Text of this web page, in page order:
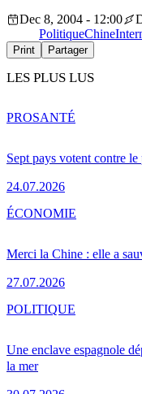
Dec 8, 2004 - 12:00
PolitiqueChine
Print Partager
LES PLUS LUS
Sept pays votent contre
24.07.2026
PROSANTÉ
Merci la Chine : elle a
27.07.2026
ÉCONOMIE
Une enclave espagnole
la mer
POLITIQUE